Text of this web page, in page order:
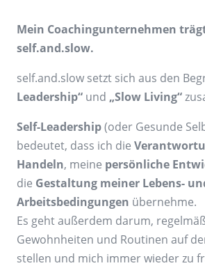
Mein Coachingunternehmen
self.and.slow.
self.and.slow setzt sich aus den
Leadership“und „Slow Living“
Self-Leadership(oder Gesunde
bedeutet, dass ich die
Handeln, meine persönliche
die Gestaltung meiner Lebens-
Arbeitsbedingungen übernehme.
Es geht außerdem darum,
Gewohnheiten und Routinen auf
stellen und mich immer wieder zu